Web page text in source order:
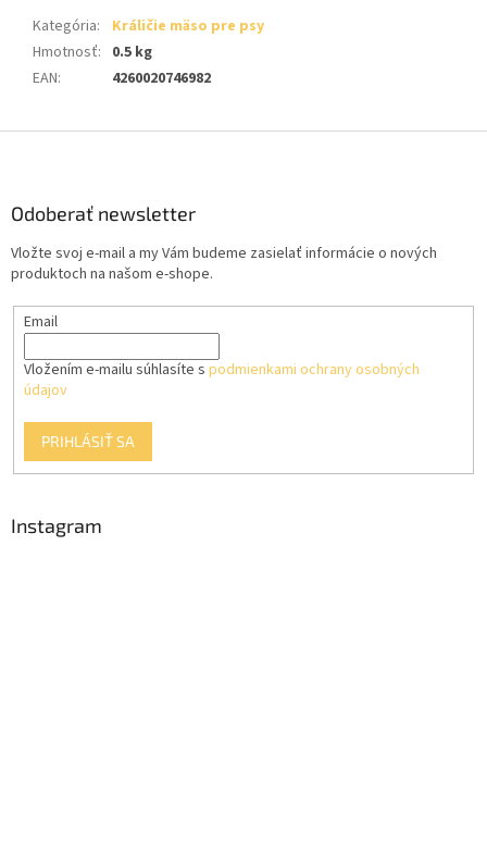
Kategória:
Králičie mäso pre psy
Hmotnosť: 0.5 kg
EAN: 4260020746982
Odoberať newsletter
Vložte svoj e-mail a my Vám budeme zasielať informácie o nových
produktoch na našom e-shope.
Email
Vložením e-mailu súhlasíte s podmienkami ochrany osobných
údajov
PRIHLÁSIŤ SA
Instagram